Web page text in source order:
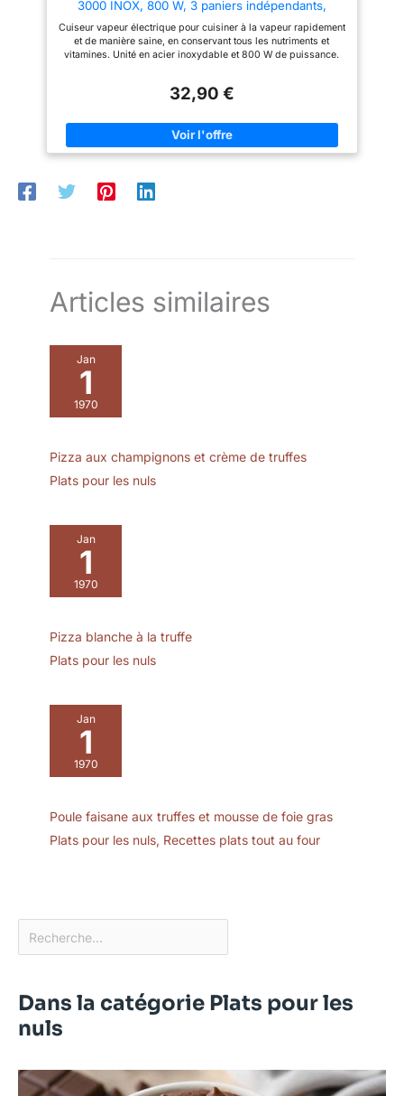
3000 INOX, 800 W, 3 paniers indépendants,
Cuiseur vapeur électrique pour cuisiner à la vapeur rapidement
et de manière saine, en conservant tous les nutriments et
vitamines. Unité en acier inoxydable et 800 W de puissance.
bases avec supports pour œufs pour faire cuire les œufs de
spécial pour riz sont écologiques et sans BPA. Indicateur de
niveau d’eau avec grande visibilité pour un meilleur contrôle de
l’eau disponible. Rangement compact : les paniers peuvent
automatique lorsque l’eau se termine ou en fin de cuisson.
Possède un système de protection contre les surchauffes qui
32,90 €
Articles similaires
Jan
1
1970
Pizza aux champignons et crème de truffes
Plats pour les nuls
Jan
1
1970
Pizza blanche à la truffe
Plats pour les nuls
Jan
1
1970
Poule faisane aux truffes et mousse de foie gras
Plats pour les nuls, Recettes plats tout au four
Dans la catégorie Plats pour les
nuls